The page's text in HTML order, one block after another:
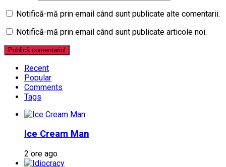
Notifică-mă prin email când sunt publicate alte comentarii.
Notifică-mă prin email când sunt publicate articole noi.
Recent
Popular
Comments
Tags
Ice Cream Man
2 ore ago